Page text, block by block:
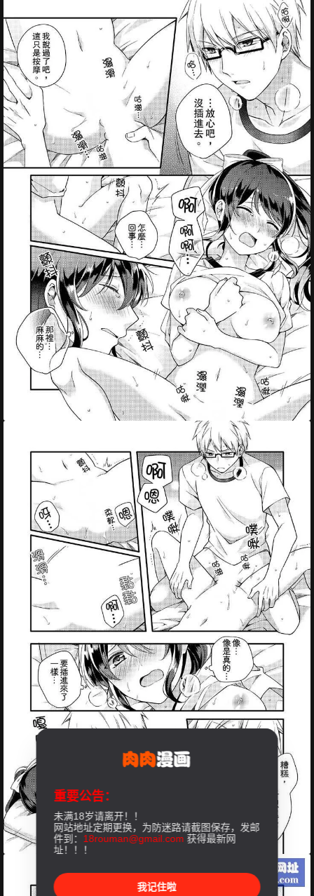
重要公告：
未满18岁请离开！！
网站地址定期更换，为防迷路请截图保存，发邮
件到： 18rouman@gmail.com 获得最新网
址！！！
我记住啦